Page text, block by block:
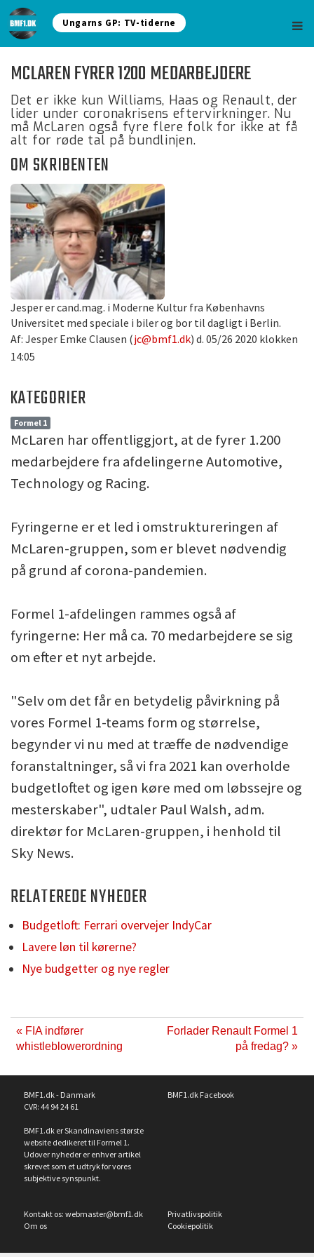
Ungarns GP: TV-tiderne
MCLAREN FYRER 1200 MEDARBEJDERE
Det er ikke kun Williams, Haas og Renault, der
lider under coronakrisens eftervirkninger. Nu
må McLaren også fyre flere folk for ikke at få
alt for røde tal på bundlinjen.
OM SKRIBENTEN
Jesper er cand.mag. i Moderne Kultur fra Københavns
Universitet med speciale i biler og bor til dagligt i Berlin.
Af: Jesper Emke Clausen (jc@bmf1.dk) d. 05/26 2020 klokken
14:05
KATEGORIER
Formel 1
McLaren har offentliggjort, at de fyrer 1.200
medarbejdere fra afdelingerne Automotive,
Technology og Racing.
Fyringerne er et led i omstruktureringen af
McLaren-gruppen, som er blevet nødvendig
på grund af corona-pandemien.
Formel 1-afdelingen rammes også af
fyringerne: Her må ca. 70 medarbejdere se sig
om efter et nyt arbejde.
"Selv om det får en betydelig påvirkning på
vores Formel 1-teams form og størrelse,
begynder vi nu med at træffe de nødvendige
foranstaltninger, så vi fra 2021 kan overholde
budgetloftet og igen køre med om løbssejre og
mesterskaber", udtaler Paul Walsh, adm.
direktør for McLaren-gruppen, i henhold til
Sky News.
RELATEREDE NYHEDER
Budgetloft: Ferrari overvejer IndyCar
Lavere løn til kørerne?
Nye budgetter og nye regler
« FIA indfører
whistleblowerordning
Forlader Renault Formel 1
på fredag? »
BMF1.dk - Danmark
CVR: 44 94 24 61
BMF1.dk er Skandinaviens største
website dedikeret til Formel 1.
Udover nyheder er enhver artikel
skrevet som et udtryk for vores
subjektive synspunkt.
BMF1.dk Facebook
Kontakt os: webmaster@bmf1.dk
Om os
Privatlivspolitik
Cookiepolitik